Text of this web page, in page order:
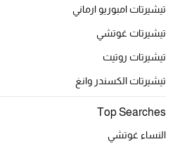
المجوهرات
جديد لدينا
تيشيرتات امبوريو ارماني
تيشيرتات غوتشي
تيشيرتات روتيت
تيشيرتات الكسندر وانغ
Top Searches
النساء غوتشي